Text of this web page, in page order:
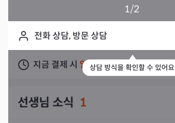
1/2
전화 상담, 방문 상담
상담 방식을 확인할 수 있어요
지금 결제 시 일주일 이내상담 가능
선생님 소식 1